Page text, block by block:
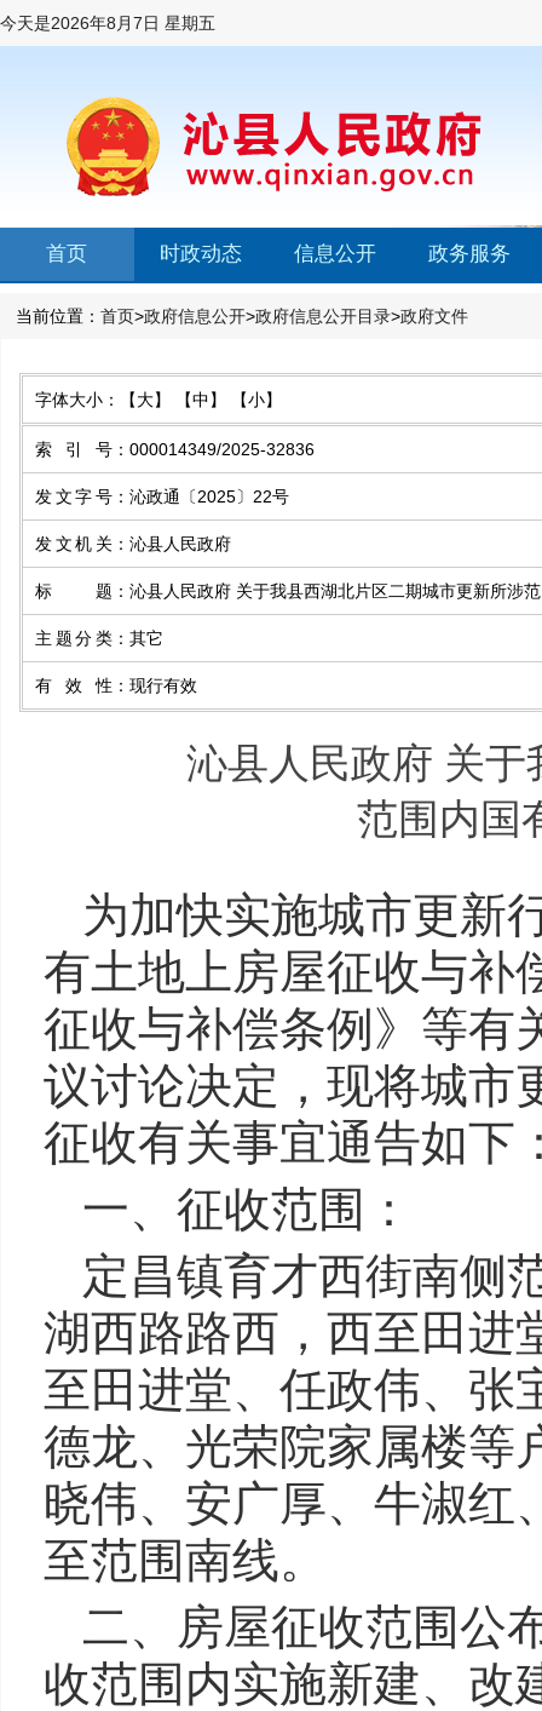
今天是2026年8月7日 星期五
首页 时政动态 信息公开 政务服务
当前位置： 首页>政府信息公开>政府信息公开目录>政府文件
字体大小： 【大】 【中】 【小】
索引号 ： 000014349/2025-32836
发文字号 ： 沁政通〔2025〕22号
发文机关 ： 沁县人民政府
标题 ： 沁县人民政府 关于我县西湖北片区二期城市更新所涉
主题分类 ： 其它
有效性 ： 现行有效
沁县人民政府 关
范围内国
为加快实施城市更新
有土地上房屋征收与补
征收与补偿条例》等有
议讨论决定，现将城市
征收有关事宜通告如下
一、征收范围：
定昌镇育才西街南侧
湖西路路西，西至田进
至田进堂、任政伟、张
德龙、光荣院家属楼等
晓伟、安广厚、牛淑红
至范围南线。
二、房屋征收范围公
收范围内实施新建、改